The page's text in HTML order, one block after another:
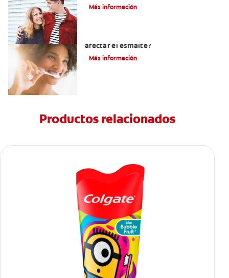
Más información
afectar el esmalte?
Más información
Productos relacionados